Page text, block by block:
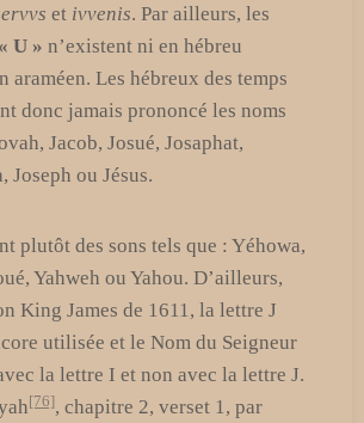
et ivvenis. Par ailleurs, les
« U » n’existent ni en hébreu
araméen. Les hébreux des temps
donc jamais prononcé les noms
Jacob, Josué, Josaphat,
Joseph ou Jésus.
plutôt des sons tels que : Yéhowa,
Yahweh ou Yahou. D’ailleurs,
King James de 1611, la lettre J
utilisée et le Nom du Seigneur
la lettre I et non avec la lettre J.
[76], chapitre 2, verset 1, par